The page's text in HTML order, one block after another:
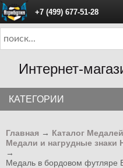
+7 (499) 677-51-28
ПН - ПТ с
Интернет-
КАТЕГОРИИ
Главная → Каталог Медалей
Медали и нагрудные знаки
→
Медаль в бордовом футляре